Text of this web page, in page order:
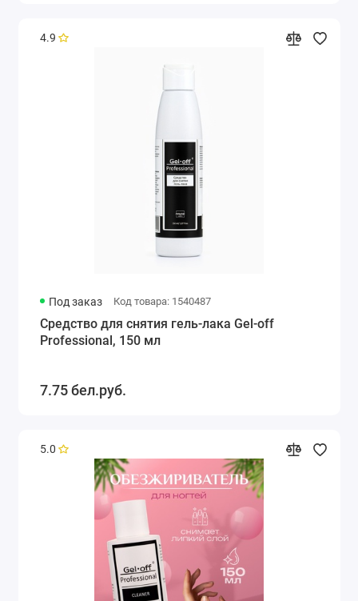
4.9
Под заказ Код товара: 1540487
Средство для снятия гель-лака Gel-off
Professional, 150 мл
7.75 бел.руб.
5.0